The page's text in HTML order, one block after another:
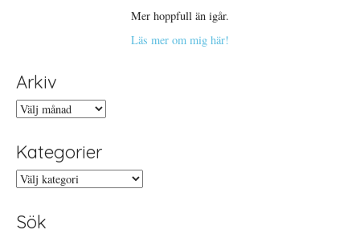
Mer hoppfull än igår.
Läs mer om mig här!
Arkiv
Arkiv
Kategorier
Kategorier
Sök